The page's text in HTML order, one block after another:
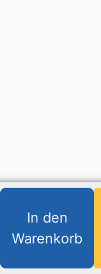
In den
Warenkorb